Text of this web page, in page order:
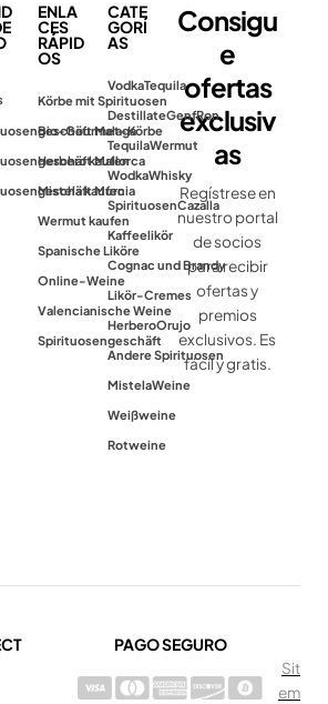
Malaga
Mallorca
Murcia
ENLA
CES
RÁPID
OS
Körbe mit Spirituosen
Bio-Gourmet-Körbe
Herbero kaufen
Mistela kaufen
Wermut kaufen
Spanische Liköre
Online-Weine
Valencianische Weine
Spirituosengeschäft
CATE
GORÍ
AS
VodkaTequila
DestillateGenfRon
TequilaWermut
WodkaWhisky
SpirituosenCazalla
Kaffeelikör
Cognac und Brandy
Likör-Cremes
HerberoOrujo
Andere Spirituosen
MistelaWeine
Weißweine
Rotweine
Consigu
e
ofertas
exclusiv
as
Regístrese en
nuestro portal
de socios
para recibir
ofertas y
premios
exclusivos. Es
fácil y gratis.
PAGO SEGURO
Sit
em